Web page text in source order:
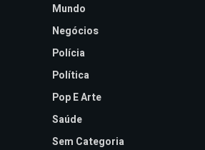
Mundo
Negócios
Polícia
Política
Pop E Arte
Saúde
Sem Categoria